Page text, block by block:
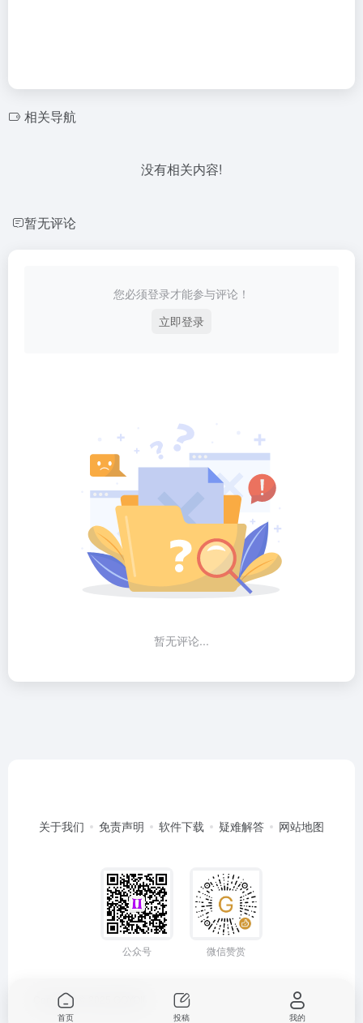
相关导航
没有相关内容!
暂无评论
您必须登录才能参与评论！
立即登录
暂无评论...
关于我们 免责声明 软件下载 疑难解答 网站地图
公众号 微信赞赏
Copyright © 2025
首页 投稿 我的